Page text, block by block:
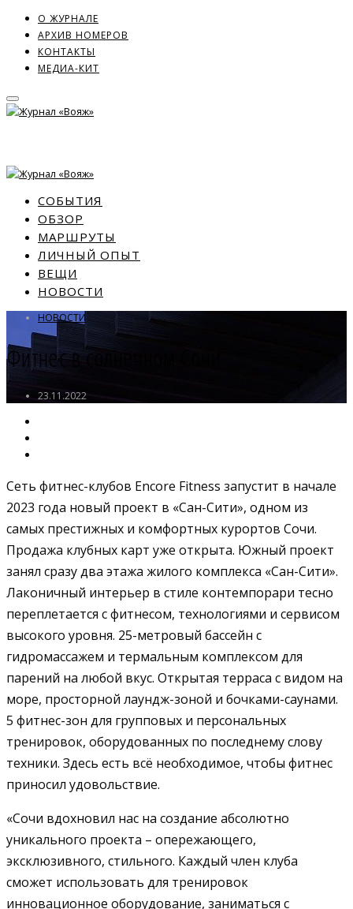
О ЖУРНАЛЕ
АРХИВ НОМЕРОВ
КОНТАКТЫ
МЕДИА-КИТ
СОБЫТИЯ
ОБЗОР
МАРШРУТЫ
ЛИЧНЫЙ ОПЫТ
ВЕЩИ
НОВОСТИ
НОВОСТИ
Фитнес в солнечном Сочи
23.11.2022
Сеть фитнес-клубов Encore Fitness запустит в начале
2023 года новый проект в «Сан-Сити», одном из
самых престижных и комфортных курортов Сочи.
Продажа клубных карт уже открыта. Южный проект
занял сразу два этажа жилого комплекса «Сан-Сити».
Лаконичный интерьер в стиле контемпорари тесно
переплетается с фитнесом, технологиями и сервисом
высокого уровня. 25-метровый бассейн с
гидромассажем и термальным комплексом для
парений на любой вкус. Открытая терраса с видом на
море, просторной лаундж-зоной и бочками-саунами.
5 фитнес-зон для групповых и персональных
тренировок, оборудованных по последнему слову
техники. Здесь есть всё необходимое, чтобы фитнес
приносил удовольствие.
«Сочи вдохновил нас на создание абсолютно
уникального проекта – опережающего,
эксклюзивного, стильного. Каждый член клуба
сможет использовать для тренировок
инновационное оборудование, заниматься с